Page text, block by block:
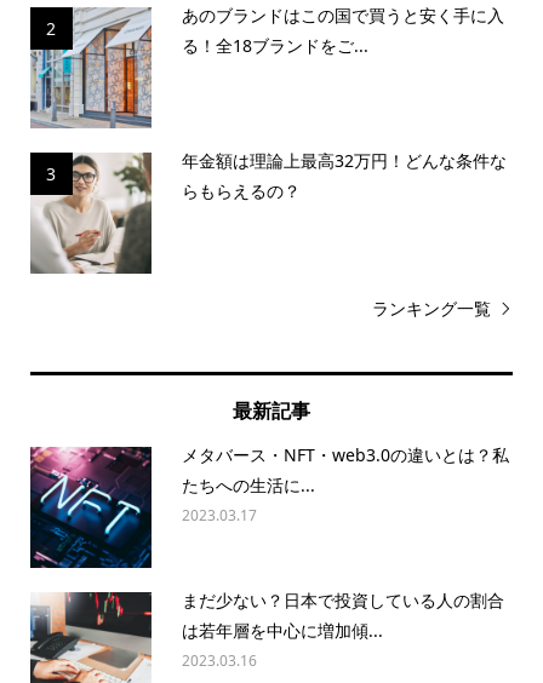
2
あのブランドはこの国で買うと安く手に入
る！全18ブランドをご...
3
年金額は理論上最高32万円！どんな条件な
らもらえるの？
ランキング一覧
最新記事
メタバース・NFT・web3.0の違いとは？私
たちへの生活に...
2023.03.17
まだ少ない？日本で投資している人の割合
は若年層を中心に増加傾...
2023.03.16